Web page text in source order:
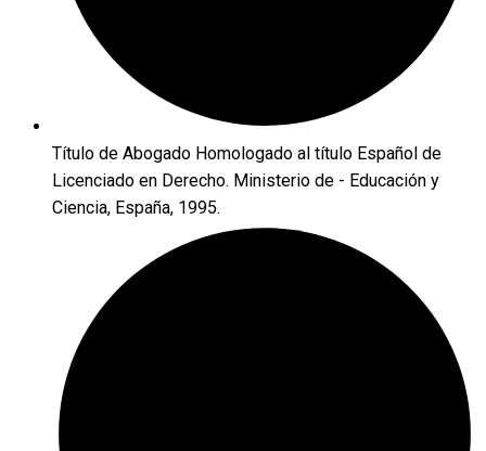
Título de Abogado Homologado al título Español de
Licenciado en Derecho. Ministerio de - Educación y
Ciencia, España, 1995.